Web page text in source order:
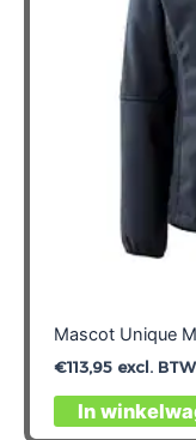
Mascot Unique
€113,95excl.
In